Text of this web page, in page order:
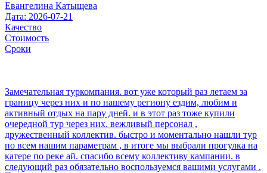
Евангелина Катыщева
Дата: 2026-07-21
Качество
Стоимость
Сроки
Замечательная туркомпания. вот уже который раз летаем за
границу через них и по нашему региону ездим, любим и
активный отдых на пару дней. и в этот раз тоже купили
очередной тур через них. вежливый персонал ,
дружественный коллектив. быстро и моментально нашли тур
по всем нашим параметрам , в итоге мы выбрали прогулка на
катере по реке ай. спасибо всему коллективу кампании. в
следующий раз обязательно воспользуемся вашими услугами .